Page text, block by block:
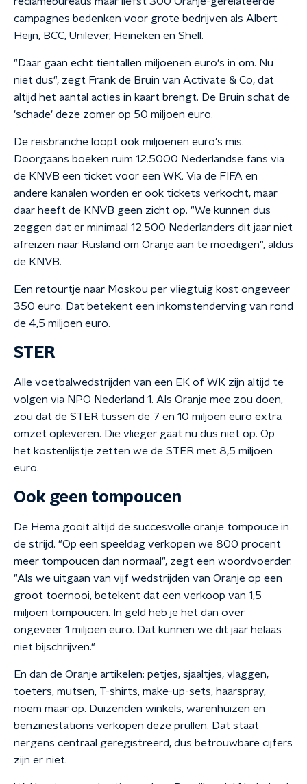
campagnes bedenken voor grote bedrijven als Albert
Heijn, BCC, Unilever, Heineken en Shell.
"Daar gaan echt tientallen miljoenen euro's in om. Nu
niet dus", zegt Frank de Bruin van Activate & Co, dat
altijd het aantal acties in kaart brengt. De Bruin schat de
'schade' deze zomer op 50 miljoen euro.
De reisbranche loopt ook miljoenen euro's mis.
Doorgaans boeken ruim 12.5000 Nederlandse fans via
de KNVB een ticket voor een WK. Via de FIFA en
andere kanalen worden er ook tickets verkocht, maar
daar heeft de KNVB geen zicht op. "We kunnen dus
zeggen dat er minimaal 12.500 Nederlanders dit jaar niet
afreizen naar Rusland om Oranje aan te moedigen", aldus
de KNVB.
Een retourtje naar Moskou per vliegtuig kost ongeveer
350 euro. Dat betekent een inkomstenderving van rond
de 4,5 miljoen euro.
STER
Alle voetbalwedstrijden van een EK of WK zijn altijd te
volgen via NPO Nederland 1. Als Oranje mee zou doen,
zou dat de STER tussen de 7 en 10 miljoen euro extra
omzet opleveren. Die vlieger gaat nu dus niet op. Op
het kostenlijstje zetten we de STER met 8,5 miljoen
euro.
Ook geen tompoucen
De Hema gooit altijd de succesvolle oranje tompouce in
de strijd. "Op een speeldag verkopen we 800 procent
meer tompoucen dan normaal", zegt een woordvoerder.
"Als we uitgaan van vijf wedstrijden van Oranje op een
groot toernooi, betekent dat een verkoop van 1,5
miljoen tompoucen. In geld heb je het dan over
ongeveer 1 miljoen euro. Dat kunnen we dit jaar helaas
niet bijschrijven."
En dan de Oranje artikelen: petjes, sjaaltjes, vlaggen,
toeters, mutsen, T-shirts, make-up-sets, haarspray,
noem maar op. Duizenden winkels, warenhuizen en
benzinestations verkopen deze prullen. Dat staat
nergens centraal geregistreerd, dus betrouwbare cijfers
zijn er niet.